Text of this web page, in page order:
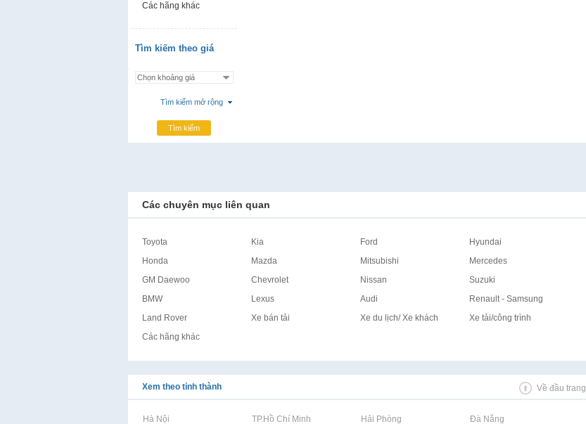
Các hãng khác
Tìm kiếm theo giá
Tìm kiếm mở rộng
Tìm kiếm
Các chuyên mục liên quan
Toyota Kia Ford
Hyundai
Honda
Mazda Mitsubishi
Mercedes
GM Daewoo
Chevrolet Nissan
Suzuki
BMW
Lexus Audi
Renault - Samsung
Land Rover
Xe bán tải Xe du lịch/ Xe khách
Xe tải/công trình
Các hãng khác
Xem theo tỉnh thành Về đầu trang
Rao vặt tại Hà Nội Rao vặt tại TP.Hồ Chí Minh Rao vặt tại Hải Phòng Rao vặt tại Đà Nẵng